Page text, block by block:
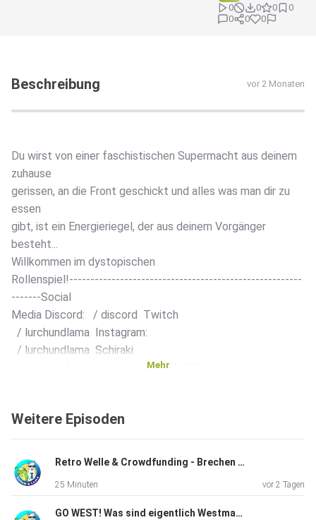
0 0 0
0
0
0 0
Beschreibung vor 2 Monaten
Du wirst von einer faschistischen Supermacht aus deinem
zuhause
gerissen, an die Front geschickt und alles was man dir zu
essen
gibt, ist ein Energieriegel, der aus deinem Vorgänger
besteht...
Willkommen im dystopischen
Rollenspiel!-------------------------------------------------------
-------Social
Media Discord: / discord Twitch
/ lurchundlama Instagram:
/ lurchundlama Schiraki
/ schiraki https://www.schiraki.de/Werdet
/ schiraki Lurch und Lama Shop&
Mehr
Weitere Episoden
Retro Welle & Crowdfunding - Brechen wir endlich die Konzernmacht?
25 Minuten vor 2 Tagen
GO WEST! Was sind eigentlich Westmarches?